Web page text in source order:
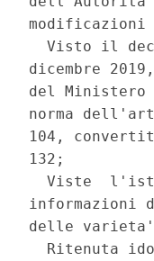
modificazioni
Visto il
dicembre
del
norma
104,
132;
Viste
delle
Ritenuta